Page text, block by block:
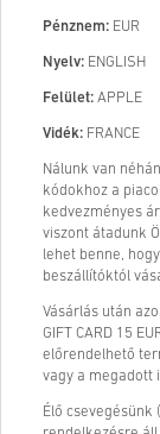
Pénznem: EUR
Nyelv: ENGLISH
Felület: APPLE
Vidék: FRANCE
Nálunk van
kódokhoz a
kedvezményes
viszont átadunk
lehet benne,
beszállítóktól
Vásárlás után
GIFT CARD 15
előrendelhető
vagy a megadott
Élő